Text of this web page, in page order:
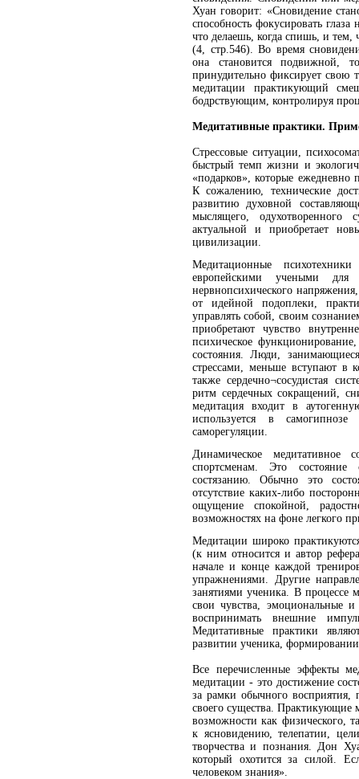
Хуан говорит: «Сновидение
способность фокусировать
что делаешь, когда спишь, и тем,
(4, стр.546). Во время
она становится подвижной,
принудительно фиксирует
медитации практикующий
бодрствующим, контролируя
Медитативные практики.
Стрессовые ситуации,
быстрый темп жизни и
«подарков», которые ежедневно
К сожалению, технические
развитию духовной
мыслящего, одухотворенного
актуальной и приобретает
цивилизации.
Медитационные
европейскими учеными для
нервнопсихического
от идейной подоплеки,
управлять собой, своим
приобретают чувство
психическое
состояния. Люди,
стрессами, меньше вступают в
также сердечно¬сосудистая
ритм сердечных сокращений,
медитация входит в
используется в
саморегуляции.
Динамическое медитативное
спортсменам. Это
состязанию. Обычно это
отсутствие каких-либо
ощущение спокойной,
возможностях на фоне легкого
Медитации широко
(к ним относится и автор
начале и конце каждой
упражнениями. Другие
занятиями ученика. В процессе
свои чувства, эмоциональные
воспринимать внешние
Медитативные практики
развитии ученика,
Все перечисленные эффекты
медитации - это достижение
за рамки обычного восприятия,
своего существа. Практикующие
возможности как физического,
к ясновидению, телепатии,
творчества и познания. Дон
который охотится за силой.
человеком знания».